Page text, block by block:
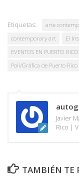
Etiquetas: arte
contemporary art
El
EVENTOS EN PUERTO RICO
Poli/Gráfica de Puerto Rico
Javier
Rico |
TAMBIÉN TE